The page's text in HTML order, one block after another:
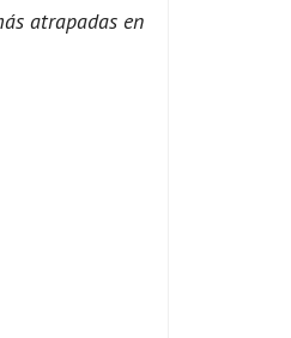
atrapadas en